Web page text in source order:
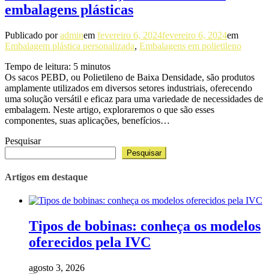
embalagens plásticas
Publicado poradminem fevereiro 6, 2024fevereiro 6, 2024em
Embalagem plástica personalizada, Embalagens em polietileno
Tempo de leitura: 5 minutos
Os sacos PEBD, ou Polietileno de Baixa Densidade, são produtos
amplamente utilizados em diversos setores industriais, oferecendo
uma solução versátil e eficaz para uma variedade de necessidades de
embalagem. Neste artigo, exploraremos o que são esses
componentes, suas aplicações, benefícios…
Pesquisar
Pesquisar
Artigos em destaque
Tipos de bobinas: conheça os modelos
oferecidos pela IVC
agosto 3, 2026